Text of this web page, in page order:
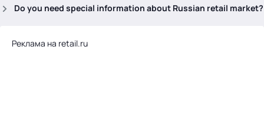
Do you need special information about Russian retail market?
Реклама на retail.ru